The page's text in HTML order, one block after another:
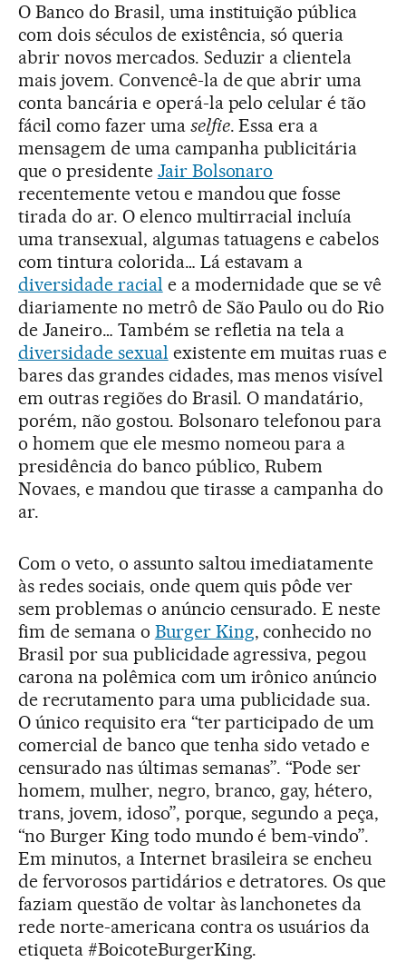
O Banco do Brasil, uma instituição pública
com dois séculos de existência, só queria
abrir novos mercados. Seduzir a clientela
mais jovem. Convencê-la de que abrir uma
conta bancária e operá-la pelo celular é tão
fácil como fazer uma selfie. Essa era a
mensagem de uma campanha publicitária
que o presidente Jair Bolsonaro
recentemente vetou e mandou que fosse
tirada do ar. O elenco multirracial incluía
uma transexual, algumas tatuagens e cabelos
com tintura colorida… Lá estavam a
diversidade racial e a modernidade que se vê
diariamente no metrô de São Paulo ou do Rio
de Janeiro… Também se refletia na tela a
diversidade sexual existente em muitas ruas e
bares das grandes cidades, mas menos visível
em outras regiões do Brasil. O mandatário,
porém, não gostou. Bolsonaro telefonou para
o homem que ele mesmo nomeou para a
presidência do banco público, Rubem
Novaes, e mandou que tirasse a campanha do
ar.
Com o veto, o assunto saltou imediatamente
às redes sociais, onde quem quis pôde ver
sem problemas o anúncio censurado. E neste
fim de semana o Burger King, conhecido no
Brasil por sua publicidade agressiva, pegou
carona na polêmica com um irônico anúncio
de recrutamento para uma publicidade sua.
O único requisito era “ter participado de um
comercial de banco que tenha sido vetado e
censurado nas últimas semanas”. “Pode ser
homem, mulher, negro, branco, gay, hétero,
trans, jovem, idoso”, porque, segundo a peça,
“no Burger King todo mundo é bem-vindo”.
Em minutos, a Internet brasileira se encheu
de fervorosos partidários e detratores. Os que
faziam questão de voltar às lanchonetes da
rede norte-americana contra os usuários da
etiqueta #BoicoteBurgerKing.